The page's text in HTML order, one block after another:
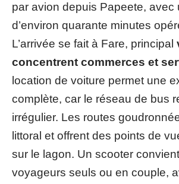
par avion depuis Papeete, avec
d’environ quarante minutes
L’arrivée se fait à Fare, principal
concentrent commerces et
location de voiture permet une
complète, car le réseau de bus
irrégulier. Les routes
littoral et offrent des points de
sur le lagon. Un scooter
voyageurs seuls ou en couple,